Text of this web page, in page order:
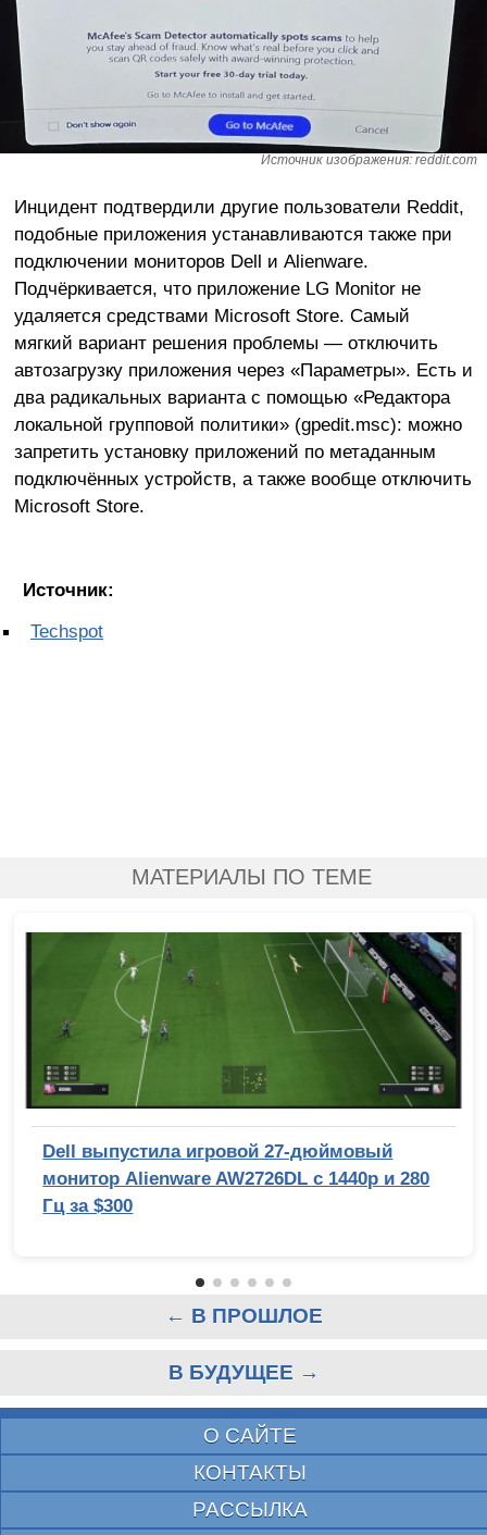
Источник изображения: reddit.com
Инцидент подтвердили другие пользователи Reddit,
подобные приложения устанавливаются также при
подключении мониторов Dell и Alienware.
Подчёркивается, что приложение LG Monitor не
удаляется средствами Microsoft Store. Самый
мягкий вариант решения проблемы — отключить
автозагрузку приложения через «Параметры». Есть и
два радикальных варианта с помощью «Редактора
локальной групповой политики» (gpedit.msc): можно
запретить установку приложений по метаданным
подключённых устройств, а также вообще отключить
Microsoft Store.
Источник:
Techspot
МАТЕРИАЛЫ ПО ТЕМЕ
Dell выпустила игровой 27-дюймовый
монитор Alienware AW2726DL с 1440p и 280
Гц за $300
← В ПРОШЛОЕ
В БУДУЩЕЕ →
О САЙТЕ
КОНТАКТЫ
РАССЫЛКА